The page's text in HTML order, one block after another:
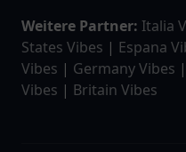
Weitere Partner: Italia
States Vibes | Espana
Vibes | Germany Vibes |
Vibes | Britain Vibes